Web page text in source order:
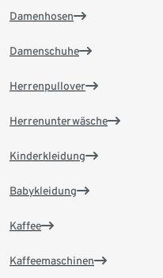
Damenhosen
Damenschuhe
Herrenpullover
Herrenunterwäsche
Kinderkleidung
Babykleidung
Kaffee
Kaffeemaschinen